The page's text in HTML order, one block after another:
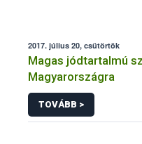
2017. július 20, csütörtök
Magas jódtartalmú
Magyarországra
TOVÁBB >